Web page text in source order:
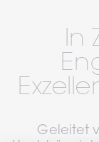
In
Geleitet